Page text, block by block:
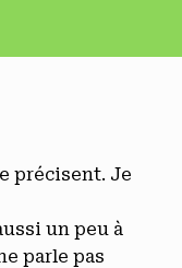
précisent. Je
un peu à
parle pas